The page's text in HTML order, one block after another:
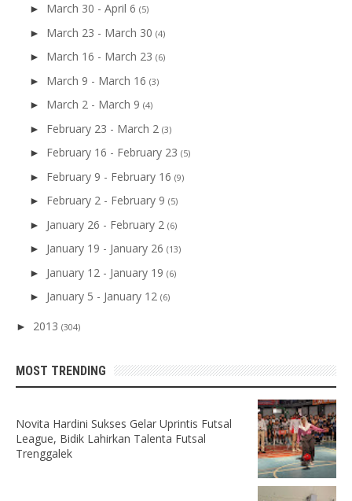
► March 30 - April 6 (5)
► March 23 - March 30 (4)
► March 16 - March 23 (6)
► March 9 - March 16 (3)
► March 2 - March 9 (4)
► February 23 - March 2 (3)
► February 16 - February 23 (5)
► February 9 - February 16 (9)
► February 2 - February 9 (5)
► January 26 - February 2 (6)
► January 19 - January 26 (13)
► January 12 - January 19 (6)
► January 5 - January 12 (6)
► 2013 (304)
MOST TRENDING
Novita Hardini Sukses Gelar Uprintis Futsal
League, Bidik Lahirkan Talenta Futsal
Trenggalek